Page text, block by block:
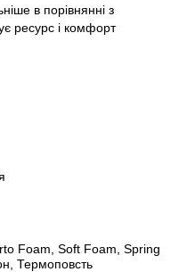
в порівнянні з
ресурс і комфорт
Foam Soft Foam Spring
Термоповсть